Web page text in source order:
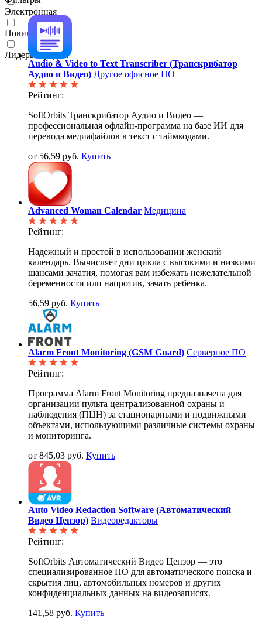
Электронная
Новинки
Лидеры продаж
Audio & Video to Text Transcriber (Транскрибатор
Аудио и Видео) Другое офисное ПО
Рейтинг:
SoftOrbits Транскрибатор Аудио и Видео —
профессиональная офлайн-программа на базе ИИ для
перевода медиафайлов в текст с таймкодами.
от 56,59 руб. Купить
Advanced Woman Calendar Медицина
Рейтинг:
Надежный и простой в использовании женский
календарь. Вычисляет дни цикла с высокими и низкими
шансами зачатия, помогая вам избежать нежелательной
беременности или напротив, зачать ребенка.
56,59 руб. Купить
Alarm Front Monitoring (GSM Guard) Серверное ПО
Рейтинг:
Программа Alarm Front Monitoring предназначена для
организации пульта централизованной охраны и
наблюдения (ПЦН) за стационарными и подвижными
объектами, использующими различные системы охраны
и мониторинга.
от 845,03 руб. Купить
Auto Video Redaction Software (Автоматический
Видео Цензор) Видеоредакторы
Рейтинг:
SoftOrbits Автоматический Видео Цензор — это
специализированное ПО для автоматического поиска и
скрытия лиц, автомобильных номеров и других
конфиденциальных данных на видеозаписях.
141,58 руб. Купить